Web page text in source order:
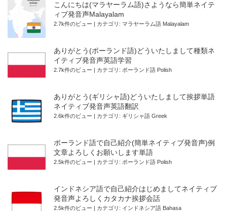
こんにちは(マラヤーラム語)さようなら簡単ネイテ
ィブ発音声Malayalam
2.7k件のビュー カテゴリ: マラヤーラム語 Malayalam
ありがとう(ポーランド語)どういたしまして種類ネ
イティブ発音声英語学習
2.7k件のビュー カテゴリ: ポーランド語 Polish
ありがとう(ギリシャ語)どういたしまして挨拶単語
ネイティブ発音声英語翻訳
2.6k件のビュー カテゴリ: ギリシャ語 Greek
ポーランド語で自己紹介(簡単ネイティブ発音声)例
文章よろしくお願いします単語
2.5k件のビュー カテゴリ: ポーランド語 Polish
インドネシア語で自己紹介はじめましてネイティブ
発音声よろしくカタカナ挨拶会話
2.5k件のビュー カテゴリ: インドネシア語 Bahasa